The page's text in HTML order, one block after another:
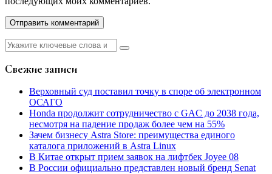
Найти:
Свежие записи
Верховный суд поставил точку в споре об электронном
ОСАГО
Honda продолжит сотрудничество с GAC до 2038 года,
несмотря на падение продаж более чем на 55%
Зачем бизнесу Astra Store: преимущества единого
каталога приложений в Astra Linux
В Китае открыт прием заявок на лифтбек Joyee 08
В России официально представлен новый бренд Senat